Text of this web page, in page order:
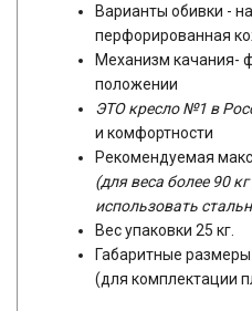
Варианты обивки -
перфорированная
Механизм качания-
положении
ЭТО кресло №1 в
и комфортности
Рекомендуемая
(для веса более 90
использовать
Вес упаковки 25 кг.
Габаритные размеры
(для комплектации